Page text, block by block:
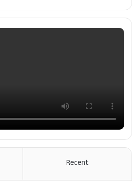
Recent